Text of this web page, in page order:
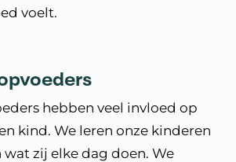
voelt.
hebben veel invloed op
kind. We leren onze kinderen
wat zij elke dag doen. We